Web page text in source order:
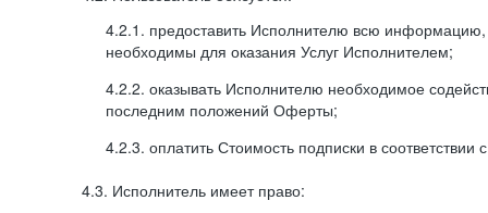
4.2.1. предоставить Исполнителю всю
необходимы для оказания Услуг Исполнителем;
4.2.2. оказывать Исполнителю необходимое
последним положений Оферты;
4.2.3. оплатить Стоимость подписки в
4.3. Исполнитель имеет право: